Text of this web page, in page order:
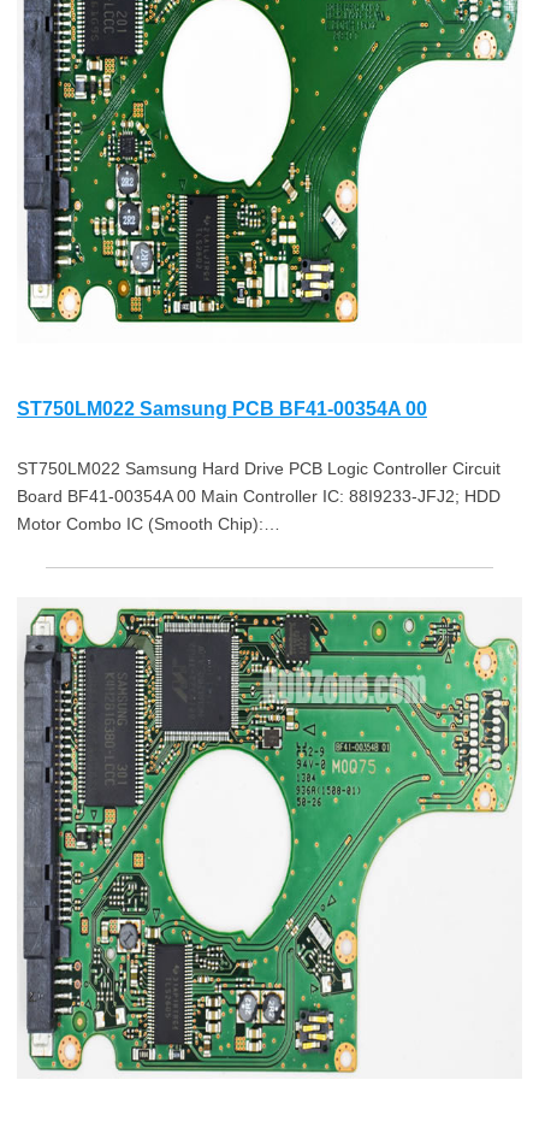
ST750LM022 Samsung PCB BF41-00354A 00
ST750LM022 Samsung Hard Drive PCB Logic Controller Circuit
Board BF41-00354A 00 Main Controller IC: 88I9233-JFJ2; HDD
Motor Combo IC (Smooth Chip):…